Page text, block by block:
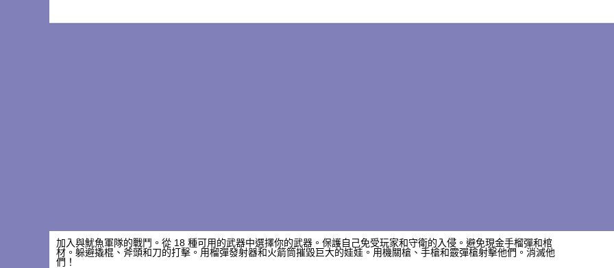
加入與魷魚軍隊的戰鬥。從 18 種可用的武器中選擇你的武器。保護自己免受玩家和守衛的入侵。避免現金手榴彈和棺
材。躲避撬棍、斧頭和刀的打擊。用榴彈發射器和火箭筒摧毀巨大的娃娃。用機關槍、手槍和霰彈槍射擊他們。消滅他
們！